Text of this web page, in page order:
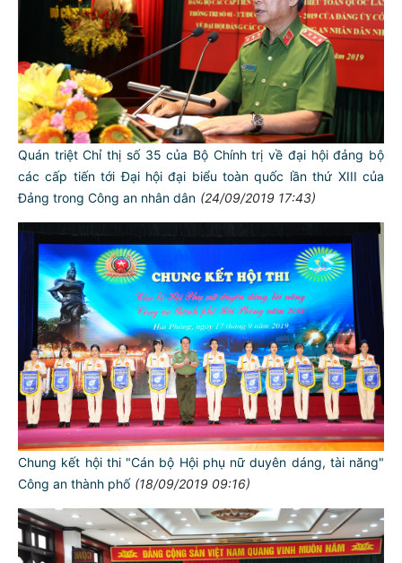
Quán triệt Chỉ thị số 35 của Bộ Chính trị về đại hội đảng bộ
các cấp tiến tới Đại hội đại biểu toàn quốc lần thứ XIII của
Đảng trong Công an nhân dân (24/09/2019 17:43)
Chung kết hội thi "Cán bộ Hội phụ nữ duyên dáng, tài năng"
Công an thành phố (18/09/2019 09:16)